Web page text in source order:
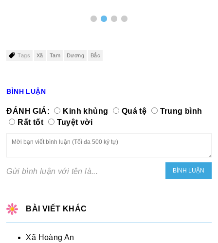
Tags Xã Tam Dương Bắc
BÌNH LUẬN
ĐÁNH GIÁ: Kinh khủng Quá tệ
Trung bình
Rất tốt
Tuyệt vời
Gửi bình luận với tên là...
BÀI VIẾT KHÁC
Xã Hoàng An